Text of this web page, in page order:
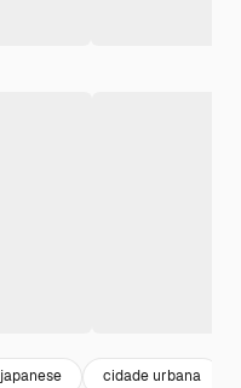
japanese cidade urbana